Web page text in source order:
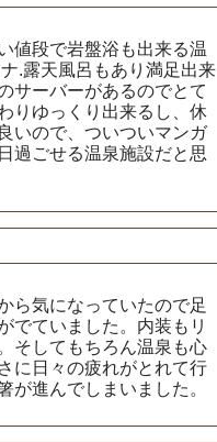
値段で岩盤浴も出来る温
.露天風呂もあり満足出来
サーバーがあるのでとて
りゆっくり出来るし、休
いので、ついついマンガ
過ごせる温泉施設だと思
ら気になっていたので足
でていました。内装もリ
そしてもちろん温泉も心
に日々の疲れがとれて行
が進んでしまいました。